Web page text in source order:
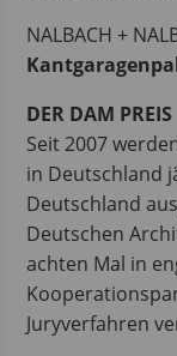
NALBACH +
DER DAM PREIS
Seit 2007
in Deutschland
Deutschland
Deutschen
achten Mal in
Juryverfahren